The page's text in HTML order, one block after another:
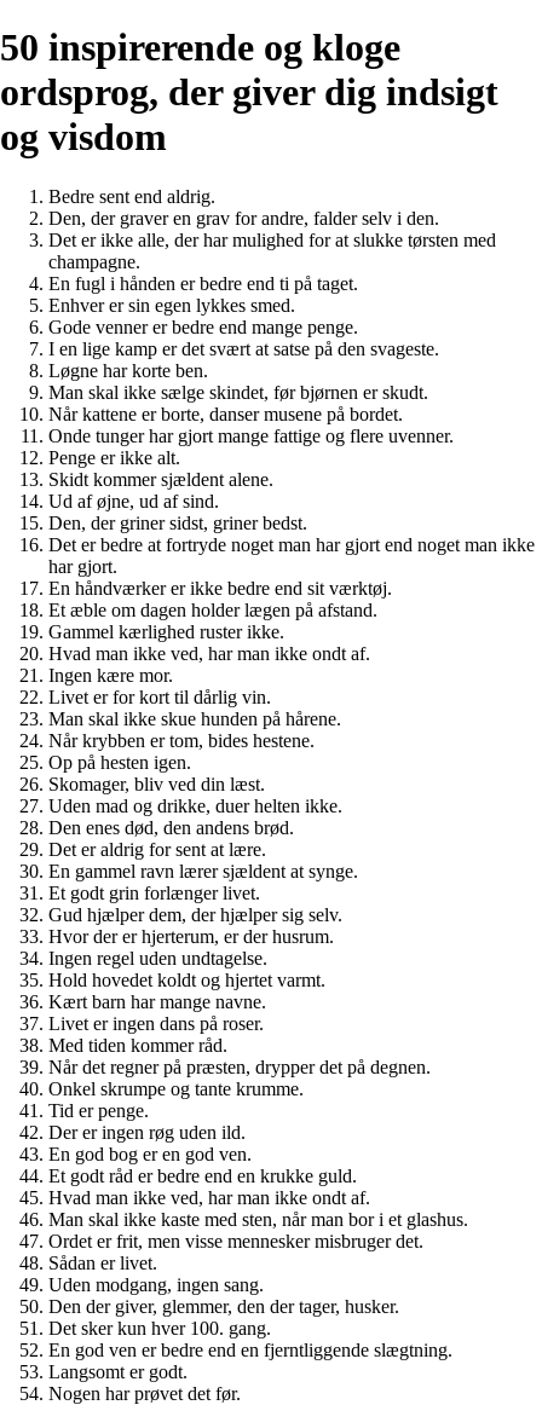
50 inspirerende og kloge
ordsprog, der giver dig indsigt
og visdom
Bedre sent end aldrig.
Den, der graver en grav for andre, falder selv i den.
Det er ikke alle, der har mulighed for at slukke tørsten med
champagne.
En fugl i hånden er bedre end ti på taget.
Enhver er sin egen lykkes smed.
Gode venner er bedre end mange penge.
I en lige kamp er det svært at satse på den svageste.
Løgne har korte ben.
Man skal ikke sælge skindet, før bjørnen er skudt.
Når kattene er borte, danser musene på bordet.
Onde tunger har gjort mange fattige og flere uvenner.
Penge er ikke alt.
Skidt kommer sjældent alene.
Ud af øjne, ud af sind.
Den, der griner sidst, griner bedst.
Det er bedre at fortryde noget man har gjort end noget man ikke
har gjort.
En håndværker er ikke bedre end sit værktøj.
Et æble om dagen holder lægen på afstand.
Gammel kærlighed ruster ikke.
Hvad man ikke ved, har man ikke ondt af.
Ingen kære mor.
Livet er for kort til dårlig vin.
Man skal ikke skue hunden på hårene.
Når krybben er tom, bides hestene.
Op på hesten igen.
Skomager, bliv ved din læst.
Uden mad og drikke, duer helten ikke.
Den enes død, den andens brød.
Det er aldrig for sent at lære.
En gammel ravn lærer sjældent at synge.
Et godt grin forlænger livet.
Gud hjælper dem, der hjælper sig selv.
Hvor der er hjerterum, er der husrum.
Ingen regel uden undtagelse.
Hold hovedet koldt og hjertet varmt.
Kært barn har mange navne.
Livet er ingen dans på roser.
Med tiden kommer råd.
Når det regner på præsten, drypper det på degnen.
Onkel skrumpe og tante krumme.
Tid er penge.
Der er ingen røg uden ild.
En god bog er en god ven.
Et godt råd er bedre end en krukke guld.
Hvad man ikke ved, har man ikke ondt af.
Man skal ikke kaste med sten, når man bor i et glashus.
Ordet er frit, men visse mennesker misbruger det.
Sådan er livet.
Uden modgang, ingen sang.
Den der giver, glemmer, den der tager, husker.
Det sker kun hver 100. gang.
En god ven er bedre end en fjerntliggende slægtning.
Langsomt er godt.
Nogen har prøvet det før.